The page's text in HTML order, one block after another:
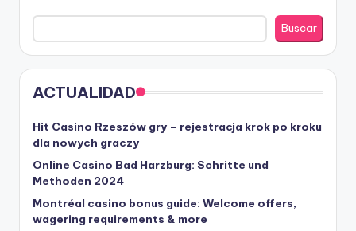
Buscar
ACTUALIDAD
Hit Casino Rzeszów gry – rejestracja krok po kroku
dla nowych graczy
Online Casino Bad Harzburg: Schritte und
Methoden 2024
Montréal casino bonus guide: Welcome offers,
wagering requirements & more